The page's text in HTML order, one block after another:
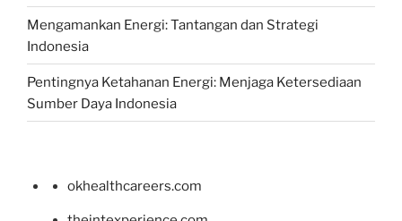
Mengamankan Energi: Tantangan dan Strategi
Indonesia
Pentingnya Ketahanan Energi: Menjaga Ketersediaan
Sumber Daya Indonesia
okhealthcareers.com